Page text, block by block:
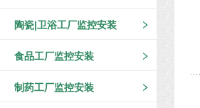
陶瓷|卫浴工厂监控安装
食品工厂监控安装
制药工厂监控安装